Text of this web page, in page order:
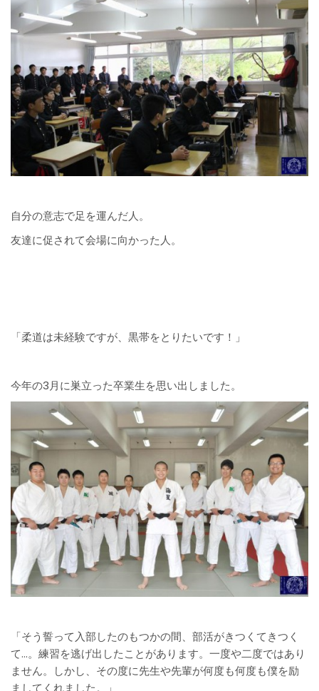
自分の意志で足を運んだ人。
友達に促されて会場に向かった人。
「柔道は未経験ですが、黒帯をとりたいです！」
今年の3月に巣立った卒業生を思い出しました。
「そう誓って入部したのもつかの間、部活がきつくてきつく
て…。練習を逃げ出したことがあります。一度や二度ではあり
ません。しかし、その度に先生や先輩が何度も何度も僕を励
ましてくれました。」